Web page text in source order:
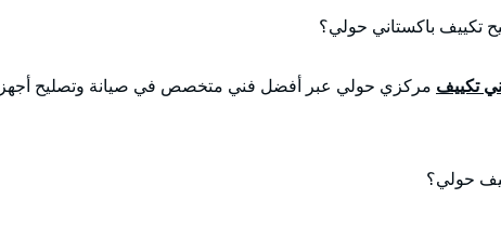
باكستاني حولي؟
تكييف مركزي حولي عبر أفضل فني متخصص في صيانة وتصليح
حولي؟